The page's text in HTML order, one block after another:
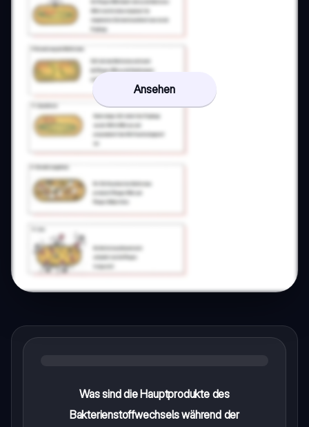
Ansehen
Was sind die Hauptprodukte des
Bakterienstoffwechsels während der